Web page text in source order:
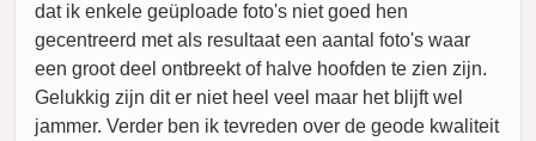
dat ik enkele geüploade foto's niet goed hen
gecentreerd met als resultaat een aantal foto's waar
een groot deel ontbreekt of halve hoofden te zien zijn.
Gelukkig zijn dit er niet heel veel maar het blijft wel
jammer. Verder ben ik tevreden over de geode kwaliteit